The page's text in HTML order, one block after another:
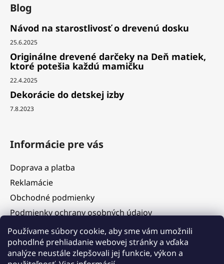
Používame súbory cookie, aby sme vám umožnili
pohodlné prehliadanie webovej stránky a vďaka
analýze neustále zlepšovali jej funkcie, výkon a
Blog
Návod na starostlivosť o drevenú dosku
25.6.2025
Originálne drevené darčeky na Deň matiek,
ktoré potešia každú mamičku
22.4.2025
Dekorácie do detskej izby
7.8.2023
Informácie pre vás
Doprava a platba
Reklamácie
Obchodné podmienky
Podmienky ochrany osobných údajov
Služby
Hodnotenie obchodu
Blog